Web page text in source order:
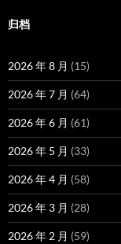
归档
2026 年 8 月 (15)
2026 年 7 月 (64)
2026 年 6 月 (61)
2026 年 5 月 (33)
2026 年 4 月 (58)
2026 年 3 月 (28)
2026 年 2 月 (59)